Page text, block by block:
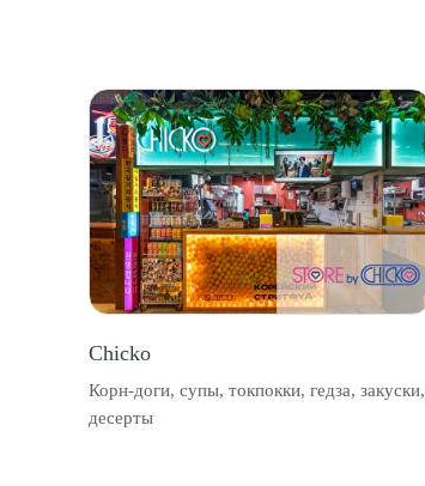
Chicko
Корн-доги, супы, токпокки, гедза, закуски,
десерты